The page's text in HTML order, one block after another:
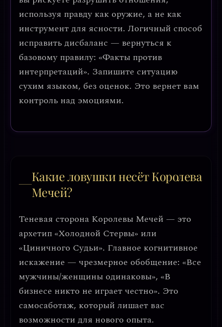
используя правду как оружие, а не как
инструмент для ясности. Логичный способ
исправить дисбаланс — вернуться к
базовому правилу: «Факты против
интерпретаций». Запишите ситуацию
сухим языком, без оценок. Это вернет вам
контроль над эмоциями.
Какие ловушки несёт Королева
Мечей?
Теневая сторона Королевы Мечей — это
архетип «Холодной Стервы» или
«Циничного Судьи». Главное когнитивное
искажение — чрезмерное обобщение: «Все
мужчины/женщины одинаковы», «В
бизнесе никто не играет честно». Это
самосаботаж, который лишает вас
возможности для нового опыта.